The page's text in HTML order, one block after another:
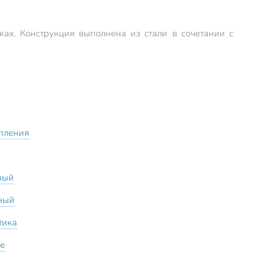
Конструкция выполнена из стали в сочетании с